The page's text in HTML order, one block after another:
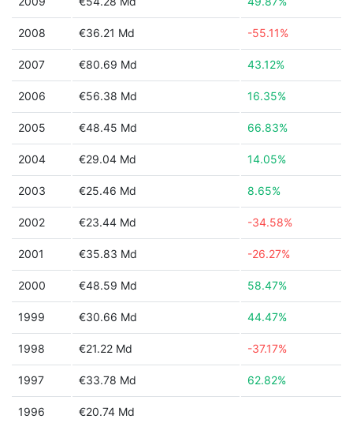
2008 €36.21 Md -55.11%
2007 €80.69 Md 43.12%
2006 €56.38 Md 16.35%
2005 €48.45 Md 66.83%
2004 €29.04 Md 14.05%
2003 €25.46 Md 8.65%
2002 €23.44 Md -34.58%
2001 €35.83 Md -26.27%
2000 €48.59 Md 58.47%
1999 €30.66 Md 44.47%
1998 €21.22 Md -37.17%
1997 €33.78 Md 62.82%
1996 €20.74 Md